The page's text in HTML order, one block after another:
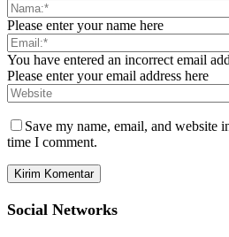
Please enter your name here
You have entered an incorrect email
Please enter your email address here
Save my name, email, and website
time I comment.
Social Networks